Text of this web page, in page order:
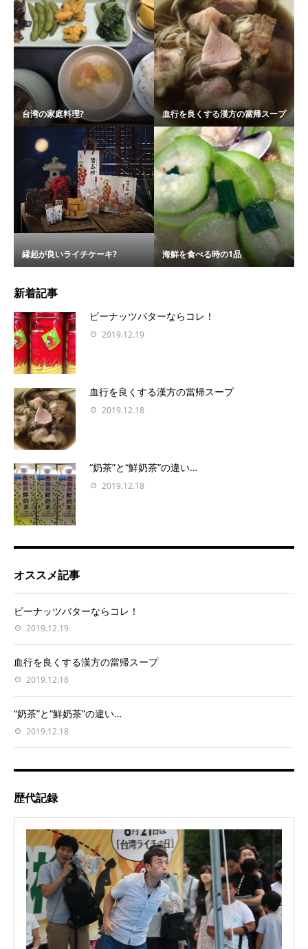
台湾の家庭料理? 血行を良くする漢方の當帰スープ
縁起が良いライチケーキ? 海鮮を食べる時の1品
新着記事
ピーナッツバターならコレ！
2019.12.19
血行を良くする漢方の當帰スープ
2019.12.18
“奶茶”と“鮮奶茶”の違い…
2019.12.18
オススメ記事
ピーナッツバターならコレ！
2019.12.19
血行を良くする漢方の當帰スープ
2019.12.18
“奶茶”と“鮮奶茶”の違い…
2019.12.18
歴代記録